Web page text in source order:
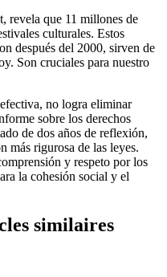
revela que 11 millones de
culturales. Estos
después del 2000, sirven de
Son cruciales para nuestro
no logra eliminar
sobre los derechos
de dos años de reflexión,
más rigurosa de las leyes.
y respeto por los
la cohesión social y el
similaires